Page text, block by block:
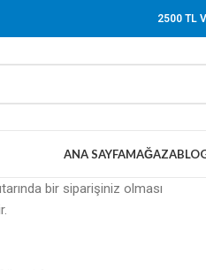
2500 TL
ANA SAYFAMAĞAZA
bir siparişiniz olması